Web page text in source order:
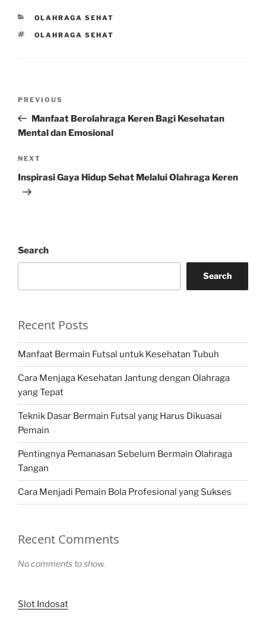
CATEGORIES
OLAHRAGA SEHAT
TAGS
OLAHRAGA SEHAT
Previous
Post
PREVIOUS
Manfaat Berolahraga Keren Bagi Kesehatan
Mental dan Emosional
Next
Post
NEXT
Inspirasi Gaya Hidup Sehat Melalui Olahraga Keren
Search
Search
Recent Posts
Manfaat Bermain Futsal untuk Kesehatan Tubuh
Cara Menjaga Kesehatan Jantung dengan Olahraga
yang Tepat
Teknik Dasar Bermain Futsal yang Harus Dikuasai
Pemain
Pentingnya Pemanasan Sebelum Bermain Olahraga
Tangan
Cara Menjadi Pemain Bola Profesional yang Sukses
Recent Comments
No comments to show.
Slot Indosat